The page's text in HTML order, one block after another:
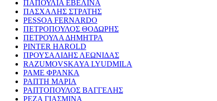
ΠΑΠΟΥΛΙΑ ΕΒΕΛΙΝΑ
ΠΑΣΧΑΛΗΣ ΣΤΡΑΤΗΣ
PESSOA FERNARDO
ΠΕΤΡΟΠΟΥΛΟΣ ΘΟΔΩΡΗΣ
ΠΕΤΡΟΥΛΑ ΔΗΜΗΤΡΑ
PINTER HAROLD
ΠΡΟΥΣΑΛΙΔΗΣ ΛΕΩΝΙΔΑΣ
RAZUMOVSKAYA LYUDMILA
ΡΑΜΕ ΦΡΑΝΚΑ
ΡΑΠΤΗ ΜΑΡΙΑ
ΡΑΠΤΟΠΟΥΛΟΣ ΒΑΓΓΕΛΗΣ
ΡΕΖΑ ΓΙΑΣΜΙΝΑ